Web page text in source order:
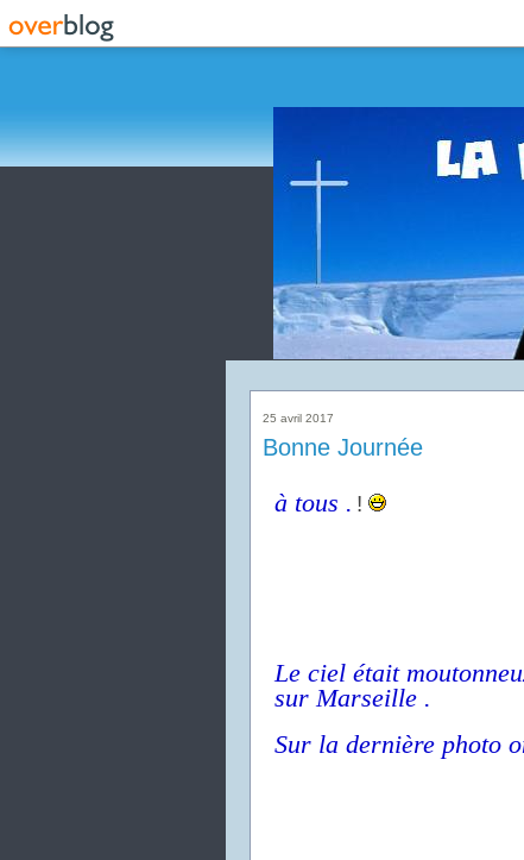
25 avril 2017
Bonne Journée
à tous . !
Le ciel était
sur Marseille .
Sur la dernière photo